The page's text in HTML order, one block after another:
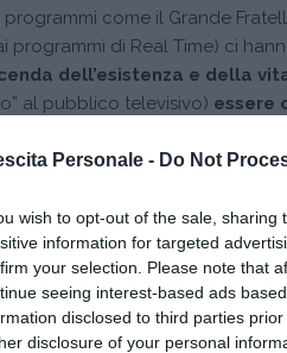
Personale - Do Not
wish to opt-out of the sale,
information for targeted
your selection. Please note that
seeing interest-based ads
disclosed to third parties
disclosure of your personal
programmi come il Grande
programmi di Real Time) ci
dell’esistenza e della
al pubblico televisivo) essere
personali più varie fino alle
un tabù, oggi èoggetto
così diffusi che anche dal
lettura “psico” delle
Continua a leggere dopo la pubblicità